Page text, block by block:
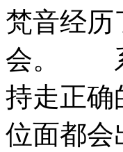
梵音经历
会。 系
持走正
位面都会